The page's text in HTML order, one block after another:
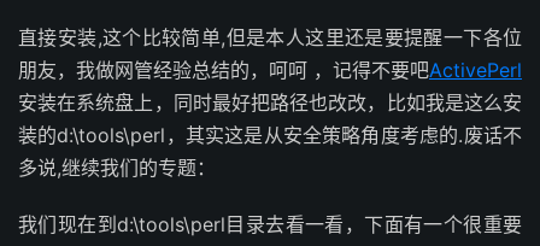
直接安装,这个比较简单,但是本人这里还是要提醒一下各位
朋友，我做网管经验总结的，呵呵 ，记得不要吧ActivePerl
安装在系统盘上，同时最好把路径也改改，比如我是这么安
装的d:\tools\perl，其实这是从安全策略角度考虑的.废话不
多说,继续我们的专题：
我们现在到d:\tools\perl目录去看一看，下面有一个很重要